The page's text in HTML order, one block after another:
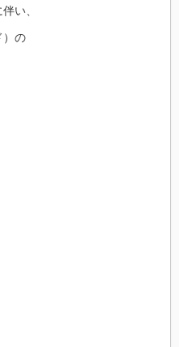
い、
）の